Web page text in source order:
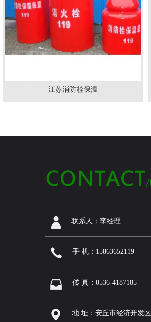
江苏消防栓保温
联系人：李经理
手 机：15863652119
传 真：0536-4187185
地 址：安丘市经济开发区